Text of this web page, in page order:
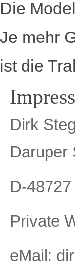
Die
Je mehr
ist die
Dirk
Daruper
D-
Private
eMail: